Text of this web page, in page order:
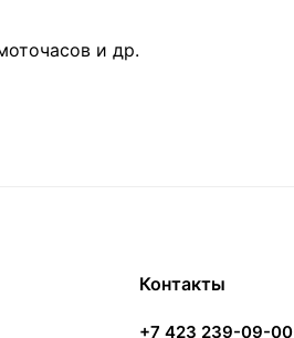
и др.
Контакты
+7 423 239-09-00